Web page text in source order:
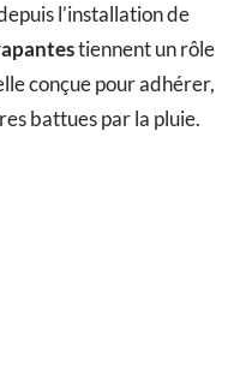
l’installation de
tiennent un rôle
conçue pour adhérer,
battues par la pluie.